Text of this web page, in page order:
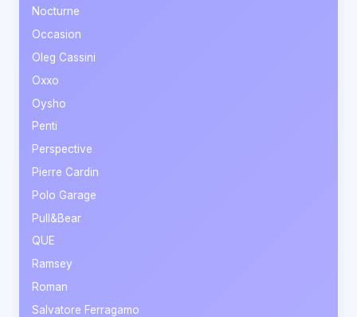
Nocturne
Occasion
Oleg Cassini
Oxxo
Oysho
Penti
Perspective
Pierre Cardin
Polo Garage
Pull&Bear
QUE
Ramsey
Roman
Salvatore Ferragamo